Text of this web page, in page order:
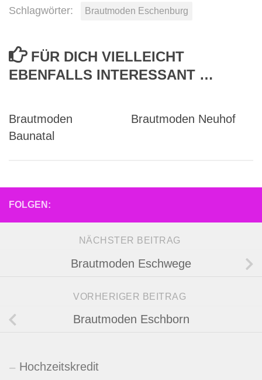
Schlagwörter: Brautmoden Eschenburg
FÜR DICH VIELLEICHT
EBENFALLS INTERESSANT …
Brautmoden
Baunatal
Brautmoden Neuhof
FOLGEN:
NÄCHSTER BEITRAG
Brautmoden Eschwege
VORHERIGER BEITRAG
Brautmoden Eschborn
Hochzeitskredit